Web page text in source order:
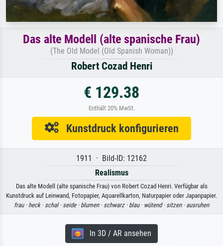
Das alte Modell (alte spanische Frau)
(The Old Model (Old Spanish Woman))
Robert Cozad Henri
€ 129.38
Enthält 20% MwSt.
Kunstdruck konfigurieren
1911 · Bild-ID: 12162
Realismus
Das alte Modell (alte spanische Frau) von Robert Cozad Henri. Verfügbar als
Kunstdruck auf Leinwand, Fotopapier, Aquarellkarton, Naturpapier oder Japanpapier.
frau · heck · schal · seide · blumen · schwarz · blau · wütend · sitzen · ausruhen
In 3D / AR ansehen